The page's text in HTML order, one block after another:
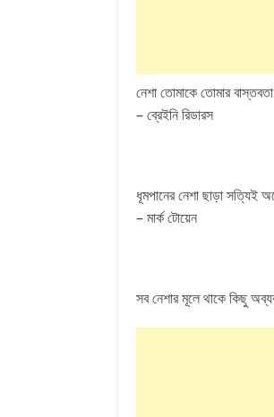
নেশা তোমাকে তোমার
– ব্রেইনি রিডারস
ধূমপানের নেশা ছাড়া সত্যিই
– মার্ক টোয়েন
সব নেশার মূলে থাকে কিছু